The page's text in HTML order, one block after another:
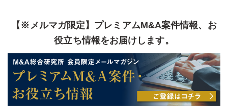
【※メルマガ限定】プレミアムM&A案件情報、お
役立ち情報をお届けします。